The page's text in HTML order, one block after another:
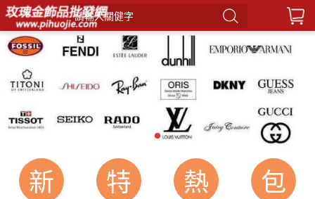
請輸入關健字
新 特 熱 包